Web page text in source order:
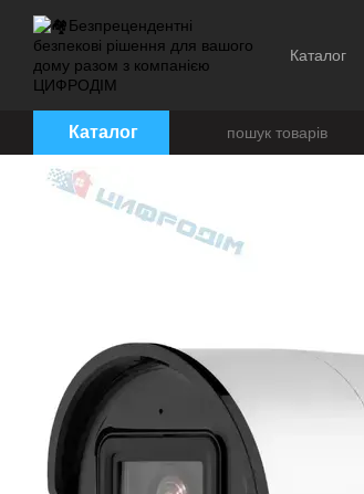
Перейти до основного контенту
Каталог
Каталог